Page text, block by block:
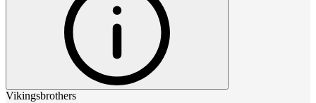
Vikingsbrothers